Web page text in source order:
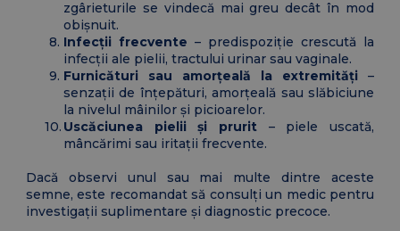
zgârieturile se vindecă mai greu decât în mod
obișnuit.
Infecții frecvente – predispoziție crescută la
infecții ale pielii, tractului urinar sau vaginale.
Furnicături sau amorțeală la extremități –
senzații de înțepături, amorțeală sau slăbiciune
la nivelul mâinilor și picioarelor.
Uscăciunea pielii și prurit – piele uscată,
mâncărimi sau iritații frecvente.
Dacă observi unul sau mai multe dintre aceste
semne, este recomandat să consulți un medic pentru
investigații suplimentare și diagnostic precoce.